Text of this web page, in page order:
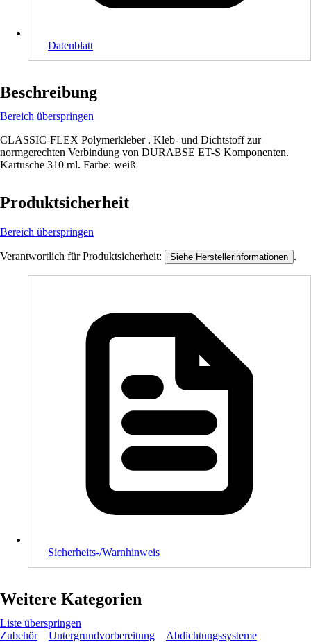
Datenblatt
Beschreibung
Bereich überspringen
CLASSIC-FLEX Polymerkleber . Kleb- und Dichtstoff zur
normgerechten Verbindung von DURABSE ET-S Komponenten.
Kartusche 310 ml. Farbe: weiß
Produktsicherheit
Bereich überspringen
Verantwortlich für Produktsicherheit: Siehe Herstellerinformationen .
Sicherheits-/Warnhinweis
Weitere Kategorien
Liste überspringen
Zubehör
Untergrundvorbereitung
Abdichtungssysteme